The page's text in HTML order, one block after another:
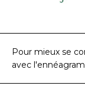
Pour mieux se
avec